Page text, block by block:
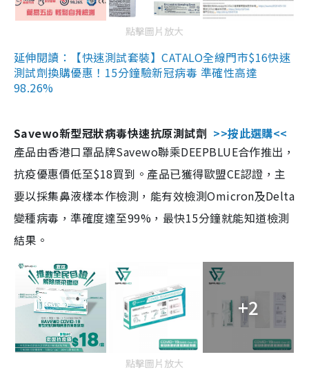
點擊圖片放大
延伸閱讀：【快速測試套裝】CATALO全線門市$16快速
測試劑換購優惠！15分鐘驗新冠病毒 準確性高達
98.26%
Savewo新型冠狀病毒快速抗原測試劑 >>按此選購<<
產品由香港口罩品牌Savewo聯乘DEEPBLUE合作推出，
抗疫優惠價低至$18買到。產品已獲得歐盟CE認證，主
要以採集鼻液樣本作檢測，能有效檢測Omicron及Delta
變種病毒，準確度達至99%，最快15分鐘就能知道檢測
結果。
+2
點擊圖片放大